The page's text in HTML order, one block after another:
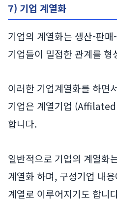
7) 기업 계열화
기업의 계열화는 생산-판
기업들이 밀접한 관계를
이러한 기업계열화를 하면
기업은 계열기업
합니다.
일반적으로 기업의 계열화
계열화 하며, 구성기업 내
계열로 이루어지기도 합니